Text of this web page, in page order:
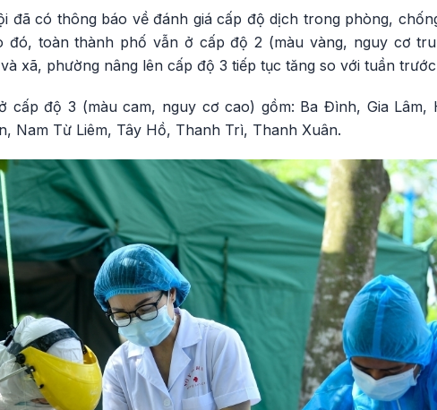
đã có thông báo về đánh giá cấp độ dịch trong phòng,
đó, toàn thành phố vẫn ở cấp độ 2 (màu vàng, nguy cơ
xã, phường nâng lên cấp độ 3 tiếp tục tăng so với tuần
cấp độ 3 (màu cam, nguy cơ cao) gồm: Ba Đình, Gia Lâm,
Nam Từ Liêm, Tây Hồ, Thanh Trì, Thanh Xuân.